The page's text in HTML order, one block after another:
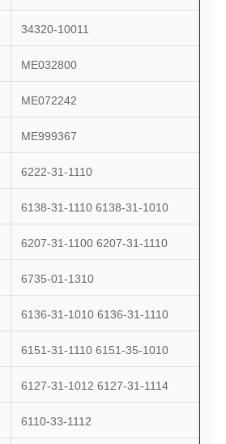
34320-10011
ME032800
ME072242
ME999367
6222-31-1110
6138-31-1110 6138-31-1010
6207-31-1100 6207-31-1110
6735-01-1310
6136-31-1010 6136-31-1110
6151-31-1110 6151-35-1010
6127-31-1012 6127-31-1114
6110-33-1112